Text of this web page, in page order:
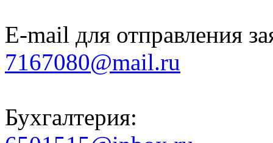
E-mail для отправления
7167080@mail.ru
Бухгалтерия: